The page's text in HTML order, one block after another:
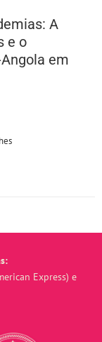
A
e o
em
Express) e